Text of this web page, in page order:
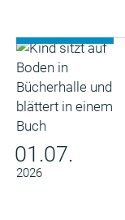
01.07.
2026